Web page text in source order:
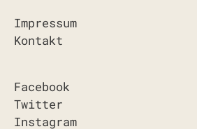
Impressum
Kontakt
Facebook
Twitter
Instagram